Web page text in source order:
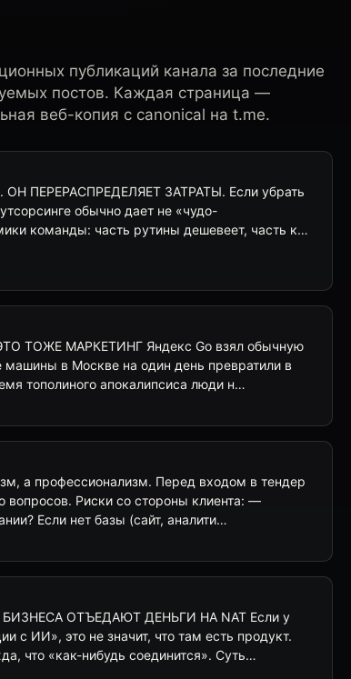
публикаций канала за последние
постов. Каждая страница —
веб-копия с canonical на t.me.
ПЕРЕРАСПРЕДЕЛЯЕТ ЗАТРАТЫ. Если убрать
обычно дает не «чудо-
команды: часть рутины дешевеет, часть к…
ТОЖЕ МАРКЕТИНГ Яндекс Go взял обычную
машины в Москве на один день превратили в
тополиного апокалипсиса люди н…
а профессионализм. Перед входом в тендер
вопросов. Риски со стороны клиента: —
Если нет базы (сайт, аналити…
ОТЪЕДАЮТ ДЕНЬГИ НА NAT Если у
с ИИ», это не значит, что там есть продукт.
что «как-нибудь соединится». Суть…